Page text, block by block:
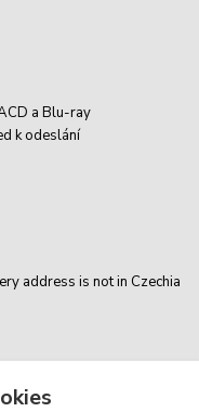
a Blu-ray
k odeslání
address is not in Czechia